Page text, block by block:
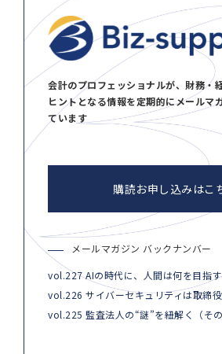
会計のプロフェッショナルが、財務・
ヒントとなる情報を定期的にメールマ
ています
購読お申し込みはこ
メールマガジン バックナンバー
vol.227 AIの時代に、人間は何を目指
vol.226 サイバーセキュリティは取締
vol.225 監査法人の“謎”を紐解く（その